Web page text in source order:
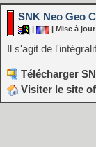
SNK Neo Geo
| Mise à
Il s'agit de
Télécharger
Visiter le site